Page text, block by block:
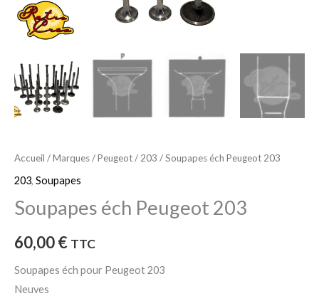
Accueil /Marques/Peugeot/ 203 / Soupapes éch Peugeot 203
203, Soupapes
Soupapes éch Peugeot 203
60,00€ TTC
Soupapes éch pour Peugeot 203
Neuves